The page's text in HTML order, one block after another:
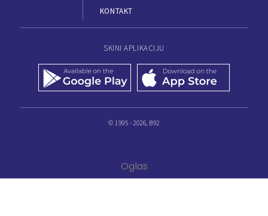
KONTAKT
SKINI APLIKACIJU
© 1995 - 2026, B92